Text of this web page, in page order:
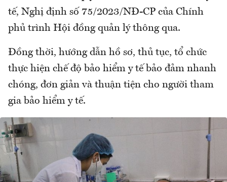
tế, Nghị định số 75/2023/NĐ-CP của Chính
phủ trình Hội đồng quản lý thông qua.
Đồng thời, hướng dẫn hồ sơ, thủ tục, tổ chức
thực hiện chế độ bảo hiểm y tế bảo đảm nhanh
chóng, đơn giản và thuận tiện cho người tham
gia bảo hiểm y tế.